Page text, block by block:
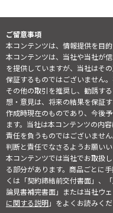
ご留意事項
本コンテンツは、情報提供を目的
本コンテンツは、当社や当社が
を提供していますが、当社はそ
保証するものではございません
その他の取引を推奨し、勧誘す
想・意見は、将来の結果を保証
作成時現在のものであり、今後
ます。当社は本コンテンツの内
責任を負うものではございませ
判断と責任でなさるようお願いい
本コンテンツでは当社でお取扱
る部分があります。商品ごとに
くは「契約締結前交付書面」、
論見書補完書面」または当社ウ
に関する説明」をよくお読みくだ